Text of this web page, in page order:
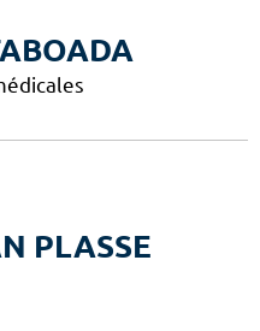
PLASSE